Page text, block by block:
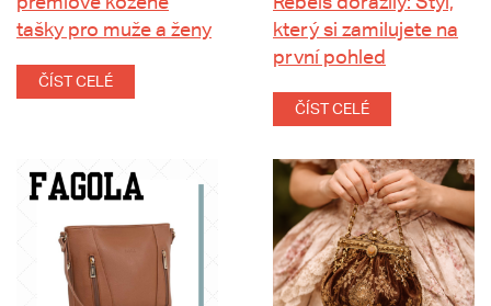
tašky pro muže a ženy
ČÍST CELÉ
který si zamilujete na
první pohled
ČÍST CELÉ